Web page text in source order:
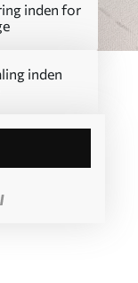
inden for
inden